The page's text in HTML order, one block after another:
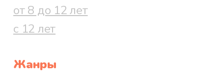
от 8 до 12 лет
с 12 лет
Жанры